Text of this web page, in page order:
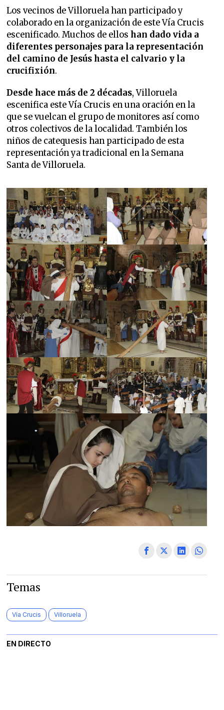
Los vecinos de Villoruela han participado y
colaborado en la organización de este Vía Crucis
escenificado. Muchos de ellos han dado vida a
diferentes personajes para la representación
del camino de Jesús hasta el calvario y la
crucifixión.
Desde hace más de 2 décadas, Villoruela
escenifica este Vía Crucis en una oración en la
que se vuelcan el grupo de monitores así como
otros colectivos de la localidad. También los
niños de catequesis han participado de esta
representación ya tradicional en la Semana
Santa de Villoruela.
Temas
Vía Crucis Villoruela
EN DIRECTO